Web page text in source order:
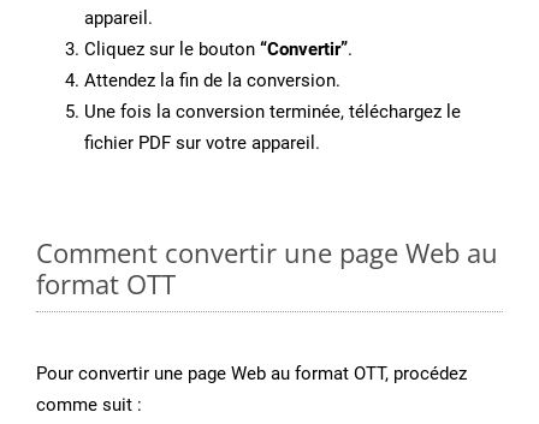
appareil.
Cliquez sur le bouton “Convertir”.
Attendez la fin de la conversion.
Une fois la conversion terminée, téléchargez le
fichier PDF sur votre appareil.
Comment convertir une page Web au
format OTT
Pour convertir une page Web au format OTT, procédez
comme suit :